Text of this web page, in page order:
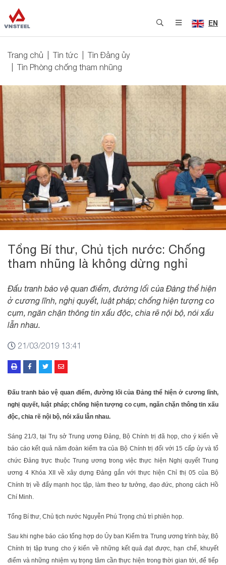
EN
Trang chủ Tin tức
Tin Đảng ủy
Tin Phòng chống tham nhũng
Tổng Bí thư, Chủ tịch nước: Chống
tham nhũng là không dừng nghỉ
Đấu tranh bảo vệ quan điểm, đường lối của Đảng thể hiện
ở cương lĩnh, nghị quyết, luật pháp; chống hiện tượng co
cụm, ngăn chặn thông tin xấu độc, chia rẽ nội bộ, nói xấu
lẫn nhau.
21/03/2019 13:41
Đấu tranh bảo vệ quan điểm, đường lối của Đảng thể hiện ở cương lĩnh,
nghị quyết, luật pháp; chống hiện tượng co cụm, ngăn chặn thông tin xấu
độc, chia rẽ nội bộ, nói xấu lẫn nhau.
Sáng 21/3, tại Trụ sở Trung ương Đảng, Bộ Chính trị đã họp, cho ý kiến về
báo cáo kết quả năm đoàn kiểm tra của Bộ Chính trị đối với 15 cấp ủy và tổ
chức Đảng trực thuộc Trung ương trong việc thực hiện Nghị quyết Trung
ương 4 Khóa XII về xây dựng Đảng gắn với thực hiện Chỉ thị 05 của Bộ
Chính trị về đẩy mạnh học tập, làm theo tư tưởng, đạo đức, phong cách Hồ
Chí Minh.
Tổng Bí thư, Chủ tịch nước Nguyễn Phú Trọng chủ trì phiên họp.
Sau khi nghe báo cáo tổng hợp do Ủy ban Kiểm tra Trung ương trình bày, Bộ
Chính trị tập trung cho ý kiến về những kết quả đạt được, hạn chế, khuyết
điểm và những nhiệm vụ trọng tâm cần thực hiện trong thời gian tới, để tiếp